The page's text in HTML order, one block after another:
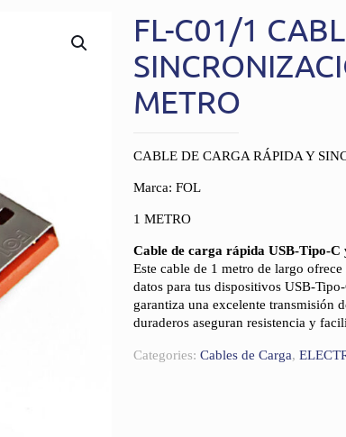
FL-C01/1
METRO
CABLE DE CARGA RÁPIDA Y
Marca: FOL
1 METRO
Cable de carga rápida USB-Tipo-C
Este cable de 1 metro de largo
datos para tus dispositivos USB-
garantiza una excelente transmisión
duraderos aseguran resistencia y
Categories: Cables de Carga,